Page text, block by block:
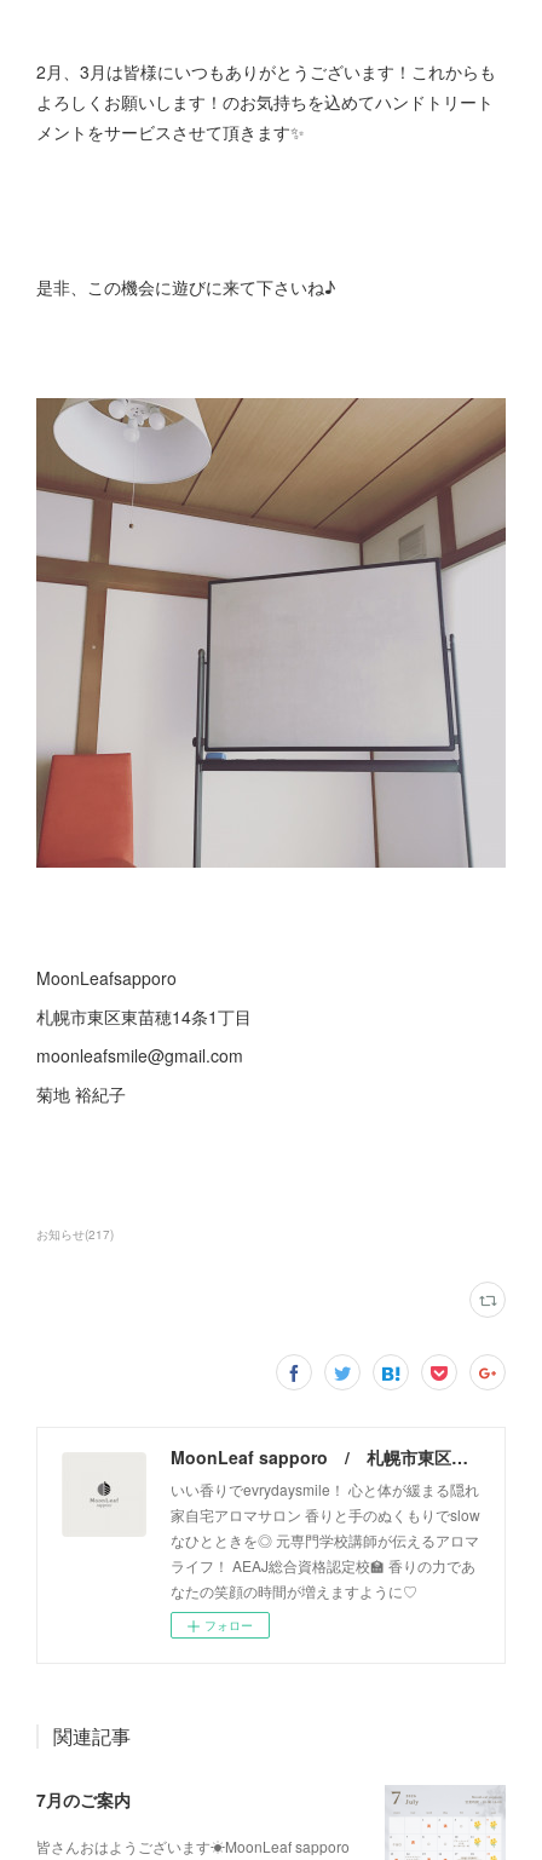
2月、3月は皆様にいつもありがとうございます！これからも
よろしくお願いします！のお気持ちを込めてハンドトリート
メントをサービスさせて頂きます✨
是非、この機会に遊びに来て下さいね♪
MoonLeafsapporo
札幌市東区東苗穂14条1丁目
moonleafsmile@gmail.com
菊地 裕紀子
お知らせ(217)
MoonLeaf sapporo / 札幌市東区の100種類以上の香りが楽しめるアロマスクール＆トリートメントサロン
いい香りでevrydaysmile！ 心と体が緩まる隠れ
家自宅アロマサロン 香りと手のぬくもりでslow
なひとときを◎ 元専門学校講師が伝えるアロマ
ライフ！ AEAJ総合資格認定校🏫 香りの力であ
なたの笑顔の時間が増えますように♡
フォロー
関連記事
7月のご案内
皆さんおはようございます☀MoonLeaf sapporo